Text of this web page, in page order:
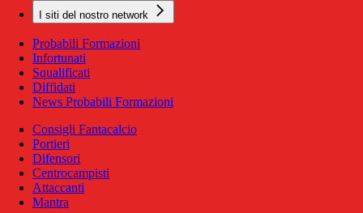
I siti del nostro network
Probabili Formazioni
Infortunati
Squalificati
Diffidati
News Probabili Formazioni
Consigli Fantacalcio
Portieri
Difensori
Centrocampisti
Attaccanti
Mantra